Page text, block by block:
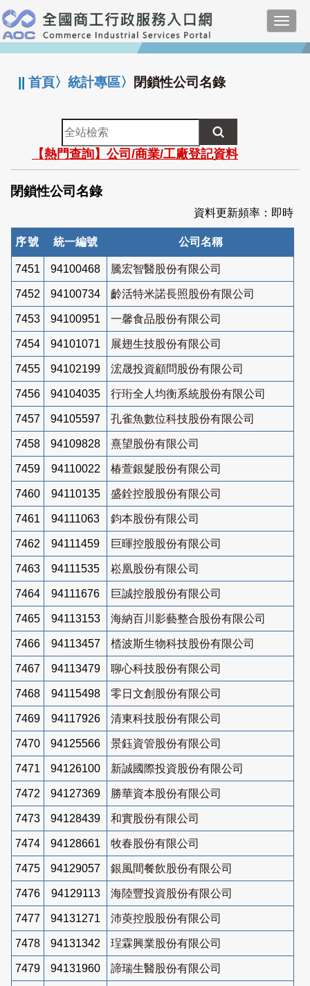
跳
到
主
要
:::
||首頁〉統計專區〉 閉鎖性公司名錄
全
站
檢
索
【熱門查詢】公司/商業/工廠登記資料
閉鎖性公司名錄
資料更新頻率：即時
序號 統一編號 公司名稱
7451 94100468 騰宏智醫股份有限公司
7452 94100734 齡活特米諾長照股份有限公司
7453 94100951 一馨食品股份有限公司
7454 94101071 展翅生技股份有限公司
7455 94102199 浤晟投資顧問股份有限公司
7456 94104035 行珩全人均衡系統股份有限公司
7457 94105597 孔雀魚數位科技股份有限公司
7458 94109828 熹望股份有限公司
7459 94110022 椿萱銀髮股份有限公司
7460 94110135 盛銓控股股份有限公司
7461 94111063 鈞本股份有限公司
7462 94111459 巨暉控股股份有限公司
7463 94111535 崧凰股份有限公司
7464 94111676 巨誠控股股份有限公司
7465 94113153 海納百川影藝整合股份有限公司
7466 94113457 㭼波斯生物科技股份有限公司
7467 94113479 聊心科技股份有限公司
7468 94115498 零日文創股份有限公司
7469 94117926 清東科技股份有限公司
7470 94125566 景鈺資管股份有限公司
7471 94126100 新誠國際投資股份有限公司
7472 94127369 勝華資本股份有限公司
7473 94128439 和實股份有限公司
7474 94128661 牧春股份有限公司
7475 94129057 銀風間餐飲股份有限公司
7476 94129113 海陸豐投資股份有限公司
7477 94131271 沛萸控股股份有限公司
7478 94131342 珵霖興業股份有限公司
7479 94131960 諦瑞生醫股份有限公司